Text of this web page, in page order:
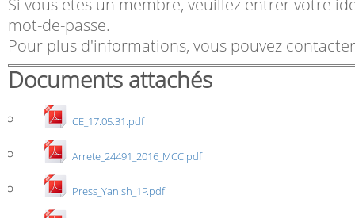
Si vous êtes un membre, veuillez entrer votre
mot-de-passe.
Pour plus d'informations, vous pouvez
Documents attachés
CE_17.05.31.pdf
Arrete_24491_2016_MCC.pdf
Press_Yanish_1P.pdf